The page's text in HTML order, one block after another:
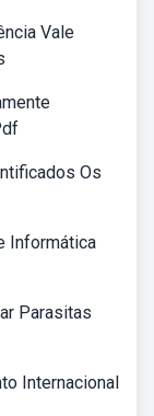
Vale
Os
Informática
Parasitas
Internacional